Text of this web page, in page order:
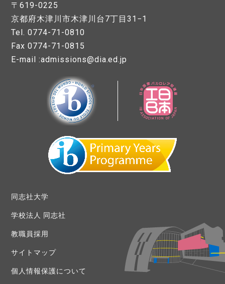
〒619-0225
京都府木津川市木津川台7丁目31−1
Tel. 0774-71-0810
Fax 0774-71-0815
E-mail :admissions@dia.ed.jp
同志社大学
学校法人 同志社
教職員採用
サイトマップ
個人情報保護について